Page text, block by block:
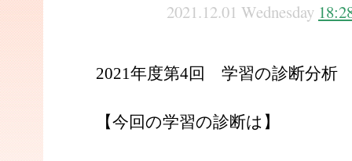
2021.12.01 Wednesday
2021年度第4回 学習の診断分析
【今回の学習の診断は】